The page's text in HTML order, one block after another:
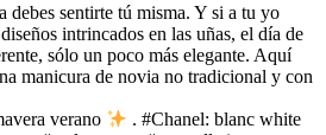
debes sentirte tú misma. Y si a tu yo
intrincados en las uñas, el día de
sólo un poco más elegante. Aquí
manicura de novia no tradicional y con
verano
. #Chanel: blanc white